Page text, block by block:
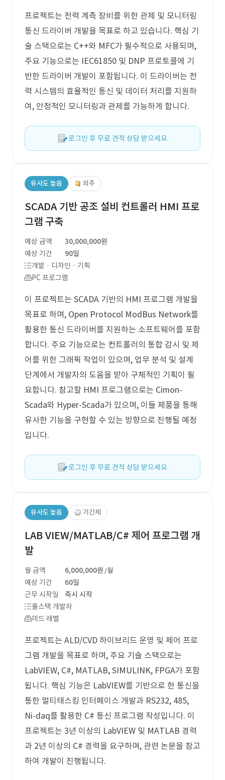
프로젝트는 전력 계측 장비를 위한 관제 및 모니터링
통신 드라이버 개발을 목표로 하고 있습니다. 핵심 기
술 스택으로는 C++와 MFC가 필수적으로 사용되며,
주요 기능으로는 IEC61850 및 DNP 프로토콜에 기
반한 드라이버 개발이 포함됩니다. 이 드라이버는 전
력 시스템의 효율적인 통신 및 데이터 처리를 지원하
여, 안정적인 모니터링과 관제를 가능하게 합니다.
로그인 후 무료 견적 상담 받으세요.
유사도 높음 외주
SCADA 기반 공조 설비 컨트롤러 HMI 프로
그램 구축
예상 금액
30,000,000원
예상 기간
90일
개발 · 디자인 · 기획
PC 프로그램
이 프로젝트는 SCADA 기반의 HMI 프로그램 개발을
목표로 하며, Open Protocol ModBus Network를
활용한 통신 드라이버를 지원하는 소프트웨어를 포함
합니다. 주요 기능으로는 컨트롤러의 통합 감시 및 제
어를 위한 그래픽 작업이 있으며, 업무 분석 및 설계
단계에서 개발자의 도움을 받아 구체적인 기획이 필
요합니다. 참고할 HMI 프로그램으로는 Cimon-
Scada와 Hyper-Scada가 있으며, 이들 제품을 통해
유사한 기능을 구현할 수 있는 방향으로 진행될 예정
입니다.
로그인 후 무료 견적 상담 받으세요.
유사도 높음 기간제
LAB VIEW/MATLAB/C# 제어 프로그램 개
발
월 금액 6,000,000원 /월
예상 기간
60일
근무 시작일
즉시 시작
풀스택 개발자
미드 레벨
프로젝트는 ALD/CVD 하이브리드 운영 및 제어 프로
그램 개발을 목표로 하며, 주요 기술 스택으로는
LabVIEW, C#, MATLAB, SIMULINK, FPGA가 포함
됩니다. 핵심 기능은 LabVIEW를 기반으로 한 통신을
통한 멀티태스킹 인터페이스 개발과 RS232, 485,
Ni-daq를 활용한 C# 통신 프로그램 작성입니다. 이
프로젝트는 3년 이상의 LabVIEW 및 MATLAB 경력
과 2년 이상의 C# 경력을 요구하며, 관련 논문을 참고
하여 개발이 진행됩니다.